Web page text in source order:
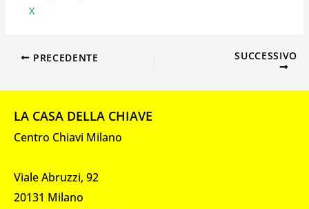
X
PRECEDENTE SUCCESSIVO
LA CASA DELLA CHIAVE
Centro Chiavi Milano
Viale Abruzzi, 92
20131 Milano